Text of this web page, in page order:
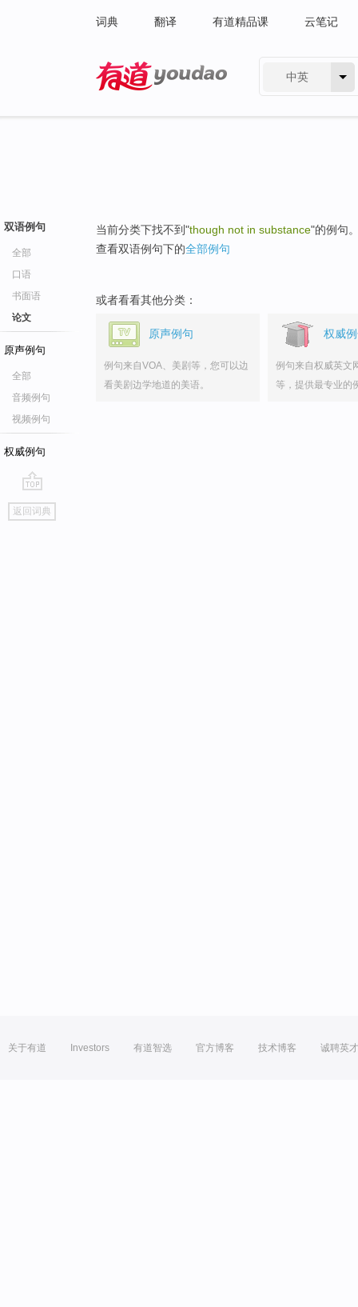
词典 翻译 有道精品课 云笔记
中英
双语例句
全部
口语
书面语
论文
原声例句
全部
音频例句
视频例句
权威例句
go
top
返回词典
当前分类下找不到"though not in substance"的例句
查看双语例句下的全部例句
或者看看其他分类：
原声例句
例句来自VOA、美剧等，您可以边
看美剧边学地道的美语。
权威
例句来自权威英文
等，提供最专业的
关于有道 Investors 有道智选 官方博客 技术博客 诚聘英才